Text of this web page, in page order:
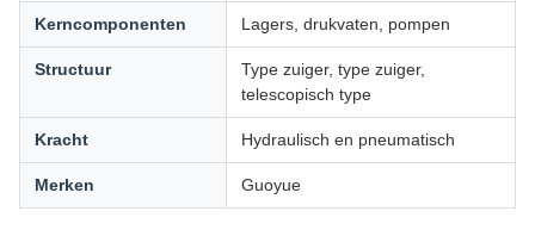
Kerncomponenten Lagers, drukvaten, pompen
Structuur
Type zuiger, type zuiger,
telescopisch type
Kracht Hydraulisch en pneumatisch
Merken Guoyue